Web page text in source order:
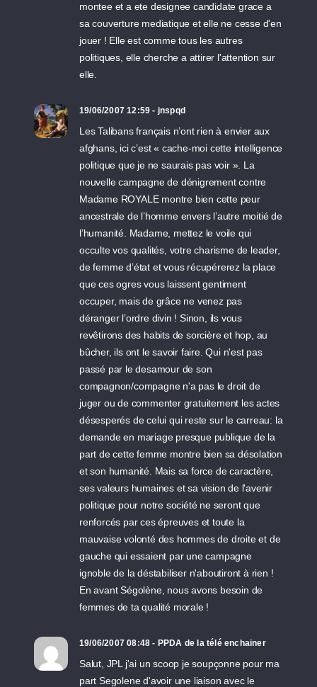
montee et a ete designee candidate grace a
sa couverture mediatique et elle ne cesse d'en
jouer ! Elle est comme tous les autres
politiques, elle cherche a attirer l'attention sur
elle.
19/06/2007 12:59 - jnspqd
Les Talibans français n’ont rien à envier aux
afghans, ici c’est « cache-moi cette intelligence
politique que je ne saurais pas voir ». La
nouvelle campagne de dénigrement contre
Madame ROYALE montre bien cette peur
ancestrale de l’homme envers l’autre moitié de
l’humanité. Madame, mettez le voile qui
occulte vos qualités, votre charisme de leader,
de femme d’état et vous récupérerez la place
que ces ogres vous laissent gentiment
occuper, mais de grâce ne venez pas
déranger l’ordre divin ! Sinon, ils vous
revêtirons des habits de sorcière et hop, au
bûcher, ils ont le savoir faire. Qui n'est pas
passé par le desamour de son
compagnon/compagne n'a pas le droit de
juger ou de commenter gratuitement les actes
désesperés de celui qui reste sur le carreau: la
demande en mariage presque publique de la
part de cette femme montre bien sa désolation
et son humanité. Mais sa force de caractère,
ses valeurs humaines et sa vision de l'avenir
politique pour notre société ne seront que
renforcés par ces épreuves et toute la
mauvaise volonté des hommes de droite et de
gauche qui essaient par une campagne
ignoble de la déstabiliser n'aboutiront à rien !
En avant Ségolène, nous avons besoin de
femmes de ta qualité morale !
19/06/2007 08:48 - PPDA de la télé enchainer
Salut, JPL j'ai un scoop je soupçonne pour ma
part Segolene d'avoir une liaison avec le